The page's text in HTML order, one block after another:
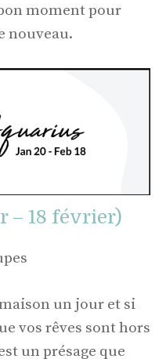
moment pour
nouveau.
– 18 février)
un jour et si
vos rêves sont hors
un présage que